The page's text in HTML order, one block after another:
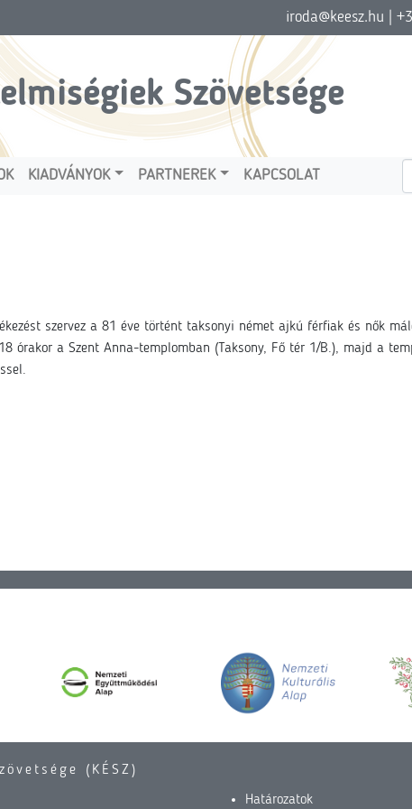
iroda@keesz.hu |
Szövetsége
KIADVÁNYOK PARTNEREK KAPCSOLAT
szervez a 81 éve történt taksonyi német ajkú férfiak és nők
órakor a Szent Anna-templomban (Taksony, Fő tér 1/B.), majd a
(KÉSZ)
Határozatok